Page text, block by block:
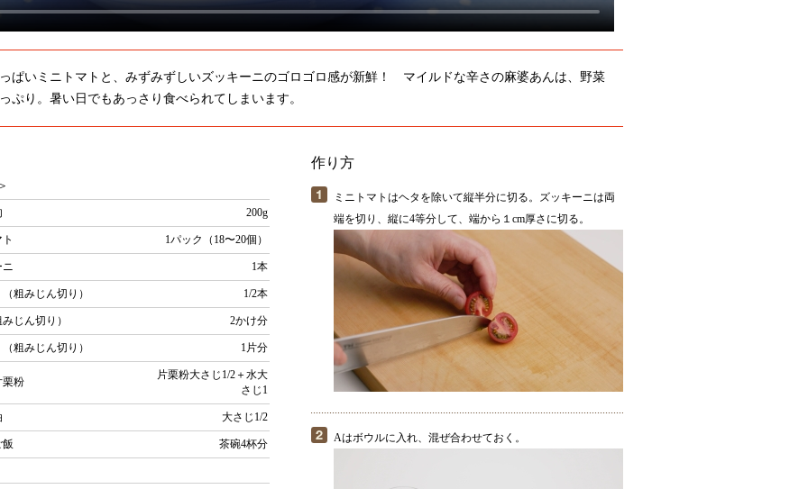
ぱいミニトマトと、みずみずしいズッキーニのゴロゴロ感が新鮮！ マイルドな辛さの麻婆あんは、野菜
ぷり。暑い日でもあっさり食べられてしまいます。
200g
1パック（18〜20個）
ニ 1本
粗みじん切り） 1/2本
じん切り） 2かけ分
粗みじん切り） 1片分
栗粉
片栗粉大さじ1/2＋水大
さじ1
大さじ1/2
飯 茶碗4杯分
作り方
ミニトマトはヘタを除いて縦半分に切る。ズッキーニは両
端を切り、縦に4等分して、端から１cm厚さに切る。
Aはボウルに入れ、混ぜ合わせておく。